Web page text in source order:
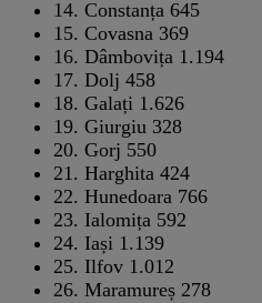
14. Constanța 645
15. Covasna 369
16. Dâmbovița 1.194
17. Dolj 458
18. Galați 1.626
19. Giurgiu 328
20. Gorj 550
21. Harghita 424
22. Hunedoara 766
23. Ialomița 592
24. Iași 1.139
25. Ilfov 1.012
26. Maramureș 278